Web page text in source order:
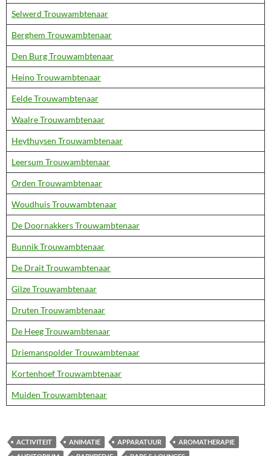
Selwerd Trouwambtenaar
Berghem Trouwambtenaar
Den Burg Trouwambtenaar
Heino Trouwambtenaar
Eelde Trouwambtenaar
Waalre Trouwambtenaar
Heythuysen Trouwambtenaar
Leersum Trouwambtenaar
Orden Trouwambtenaar
Woudhuis Trouwambtenaar
De Doornakkers Trouwambtenaar
Bunnik Trouwambtenaar
De Drait Trouwambtenaar
Gilze Trouwambtenaar
Druten Trouwambtenaar
De Heeg Trouwambtenaar
Driemanspolder Trouwambtenaar
Kortenhoef Trouwambtenaar
Muiden Trouwambtenaar
ACTIVITEIT ANIMATIE APPARATUUR
AROMATHERAPIE